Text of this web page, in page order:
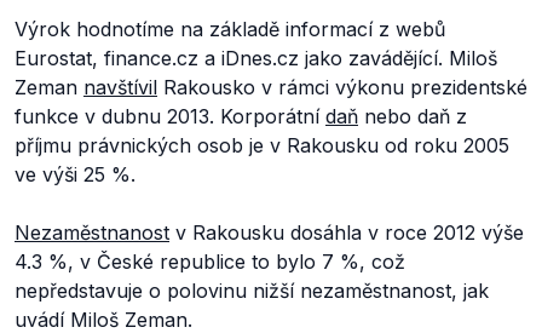
Výrok hodnotíme na základě informací z webů
Eurostat, finance.cz a iDnes.cz jako zavádějící. Miloš
Zeman navštívil Rakousko v rámci výkonu prezidentské
funkce v dubnu 2013. Korporátní daň nebo daň z
příjmu právnických osob je v Rakousku od roku 2005
ve výši 25 %.
Nezaměstnanost v Rakousku dosáhla v roce 2012 výše
4.3 %, v České republice to bylo 7 %, což
nepředstavuje o polovinu nižší nezaměstnanost, jak
uvádí Miloš Zeman.